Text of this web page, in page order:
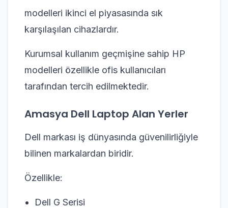
modelleri ikinci el piyasasında sık
karşılaşılan cihazlardır.
Kurumsal kullanım geçmişine sahip HP
modelleri özellikle ofis kullanıcıları
tarafından tercih edilmektedir.
Amasya Dell Laptop Alan Yerler
Dell markası iş dünyasında güvenilirliğiyle
bilinen markalardan biridir.
Özellikle:
Dell G Serisi